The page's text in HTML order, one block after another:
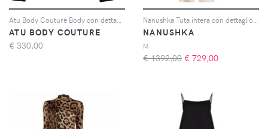
Atu Body Couture Body con dettaglio cut-out - Nero
ATU BODY COUTURE
€ 330,00
Nanushka Tuta intera con dettaglio cut-out - Toni neutri
NANUSHKA
M
€ 1392,00 € 729,00